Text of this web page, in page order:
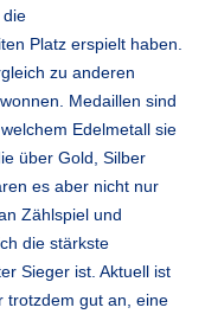
die
Platz erspielt haben.
zu anderen
Medaillen sind
Edelmetall sie
über Gold, Silber
es aber nicht nur
Zählspiel und
die stärkste
Sieger ist. Aktuell ist
trotzdem gut an, eine